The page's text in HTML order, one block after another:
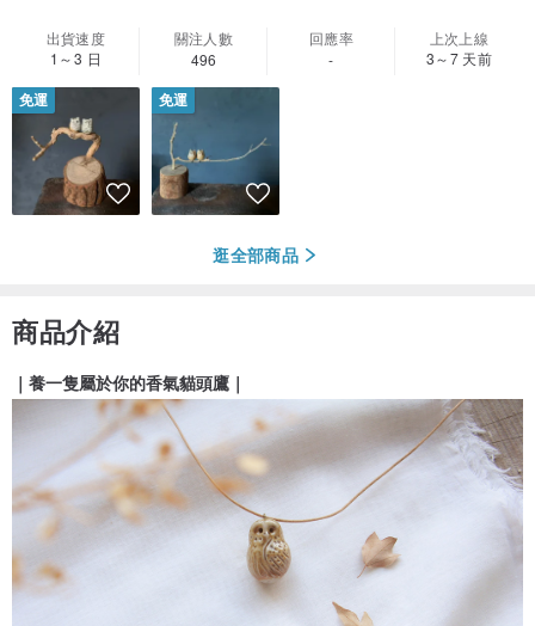
出貨速度
1～3 日
關注人數
496
回應率
-
上次上線
3～7 天前
免運 免運
逛全部商品
商品介紹
｜養一隻屬於你的香氣貓頭鷹｜